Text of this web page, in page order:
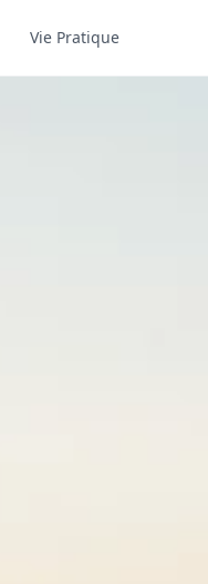
Vie Pratique